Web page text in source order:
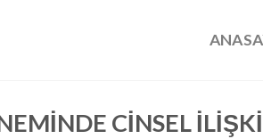
CİNSEL İLİŞKİ